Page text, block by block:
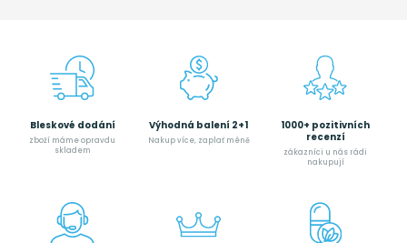
Bleskové dodání
zboží máme opravdu
skladem
Výhodná balení 2+1
Nakup více, zaplať méně
1000+ pozitivních
recenzí
zákazníci u nás rádi
nakupují